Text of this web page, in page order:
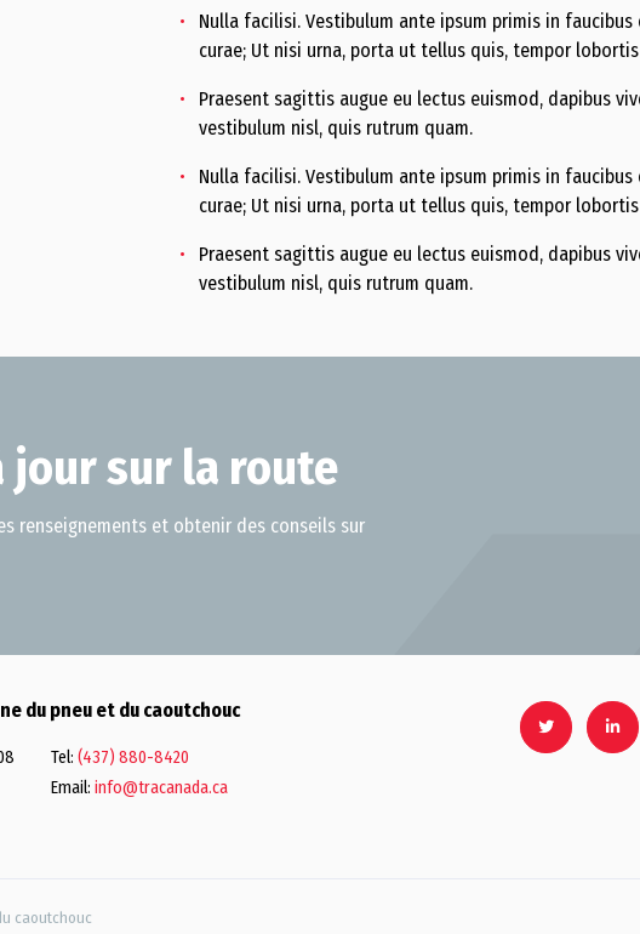
Nulla facilisi. Vestibulum ante ipsum primis in
curae; Ut nisi urna, porta ut tellus quis, tempor
Praesent sagittis augue eu lectus euismod, dapibus
vestibulum nisl, quis rutrum quam.
Nulla facilisi. Vestibulum ante ipsum primis in
curae; Ut nisi urna, porta ut tellus quis, tempor
Praesent sagittis augue eu lectus euismod, dapibus
vestibulum nisl, quis rutrum quam.
jour sur la route
renseignements et obtenir des conseils sur
du pneu et du caoutchouc
Tel: (437) 880-8420
Email: info@tracanada.ca
caoutchouc